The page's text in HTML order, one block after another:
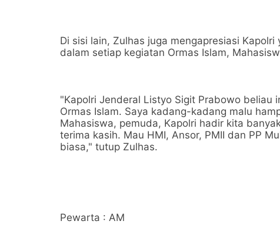
Di sisi lain, Zulhas juga mengapresiasi
dalam setiap kegiatan Ormas Islam,
"Kapolri Jenderal Listyo Sigit Prabowo beliau
Ormas Islam. Saya kadang-kadang malu
Mahasiswa, pemuda, Kapolri hadir kita
terima kasih. Mau HMI, Ansor, PMII dan PP
biasa," tutup Zulhas.
Pewarta : AM